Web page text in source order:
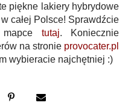
piękne lakiery hybrydowe
całej Polsce! Sprawdźcie
tutaj. Koniecznie
na stronie provocater.pl
wybieracie najchętniej :)